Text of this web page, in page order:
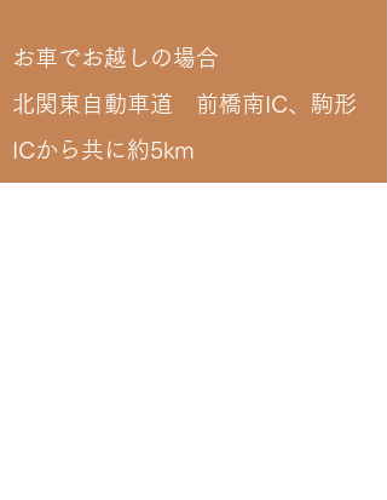
お車でお越しの場合
北関東自動車道 前橋南IC、駒形
ICから共に約5km